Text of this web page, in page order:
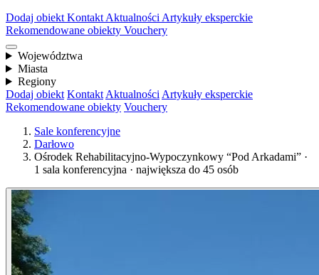
Dodaj obiekt Kontakt Aktualności Artykuły eksperckie
Rekomendowane obiekty Vouchery
Województwa
Miasta
Regiony
Dodaj obiekt Kontakt Aktualności Artykuły eksperckie
Rekomendowane obiekty Vouchery
Sale konferencyjne
Darłowo
Ośrodek Rehabilitacyjno-Wypoczynkowy “Pod Arkadami” ·
1 sala konferencyjna · największa do 45 osób